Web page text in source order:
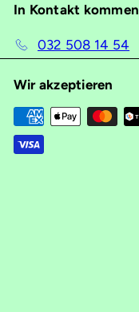
In Kontakt kommen
032 508 14 54
Wir akzeptieren